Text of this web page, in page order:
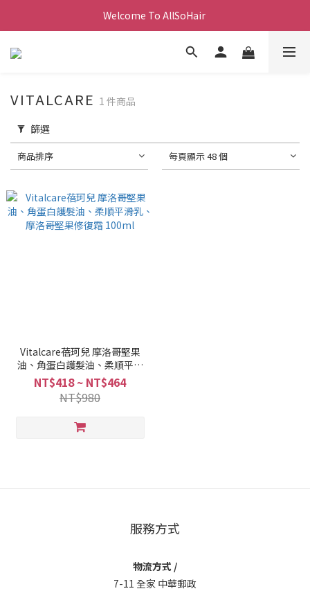
Welcome To AllSoHair
VITALCARE 1 件商品
篩選
商品排序 每頁顯示 48 個
Vitalcare蓓珂兒 摩洛哥堅果
油、角蛋白護髮油、柔順平滑
乳、摩洛哥堅果修復霜 100ml
NT$418 ~ NT$464
NT$980
服務方式
物流方式 /
7-11 全家 中華郵政